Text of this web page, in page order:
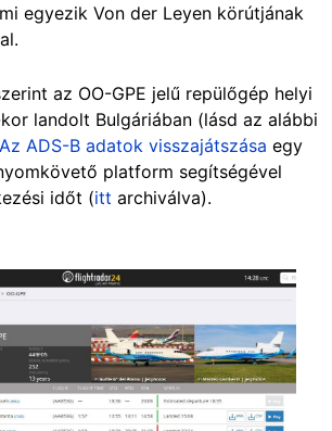
egyezik Von der Leyen körútjának
az OO-GPE jelű repülőgép helyi
landolt Bulgáriában (lásd az alábbi
Az ADS-B adatok visszajátszása egy
platform segítségével
időt (itt archiválva).